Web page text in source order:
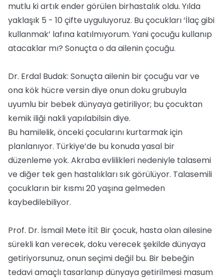
mutlu ki artık ender görülen birhastalık oldu. Yılda
yaklaşık 5 - 10 çifte uyguluyoruz. Bu çocukları ‘İlaç gibi
kullanmak’ lafına katılmıyorum. Yani çocuğu kullanıp
atacaklar mı? Sonuçta o da ailenin çocuğu.
Dr. Erdal Budak: Sonuçta ailenin bir çocuğu var ve
ona kök hücre versin diye onun doku grubuyla
uyumlu bir bebek dünyaya getiriliyor; bu çocuktan
kemik iliği nakli yapılabilsin diye.
Bu hamilelik, önceki çocularını kurtarmak için
planlanıyor. Türkiye’de bu konuda yasal bir
düzenleme yok. Akraba evlilikleri nedeniyle talasemi
ve diğer tek gen hastalıkları sık görülüyor. Talasemili
çocukların bir kısmı 20 yaşına gelmeden
kaybedilebiliyor.
Prof. Dr. İsmail Mete İtil: Bir çocuk, hasta olan ailesine
sürekli kan verecek, doku verecek şekilde dünyaya
getiriyorsunuz, onun seçimi değil bu. Bir bebeğin
tedavi amaçlı tasarlanıp dünyaya getirilmesi masum